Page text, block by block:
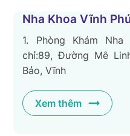
Nha Khoa Vĩnh
1. Phòng Khám
chỉ:89, Đường Mê
Bảo, Vĩnh
Xem thêm